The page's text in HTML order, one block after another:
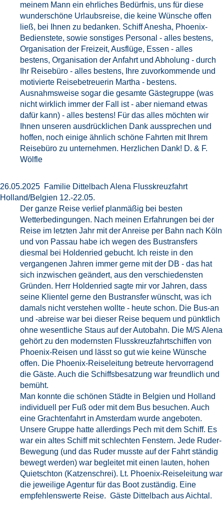
meinem Mann ein ehrliches Bedürfnis, uns für diese
wunderschöne Urlaubsreise, die keine Wünsche offen
ließ, bei Ihnen zu bedanken. Schiff Anesha, Phoenix-
Bedienstete, sowie sonstiges Personal - alles bestens,
Organisation der Freizeit, Ausflüge, Essen - alles
bestens, Organisation der Anfahrt und Abholung - durch
Ihr Reisebüro - alles bestens, Ihre zuvorkommende und
motivierte Reisebetreuerin Martha - bestens.
Ausnahmsweise sogar die gesamte Gästegruppe (was
nicht wirklich immer der Fall ist - aber niemand etwas
dafür kann) - alles bestens! Für das alles möchten wir
Ihnen unseren ausdrücklichen Dank aussprechen und
hoffen, noch einige ähnlich schöne Fahrten mit Ihrem
Reisebüro zu unternehmen. Herzlichen Dank! D. & F.
Wölfle
26.05.2025 Familie Dittelbach Alena Flusskreuzfahrt
Holland/Belgien 12.-22.05.
Der ganze Reise verlief planmäßig bei besten
Wetterbedingungen. Nach meinen Erfahrungen bei der
Reise im letzten Jahr mit der Anreise per Bahn nach Köln
und von Passau habe ich wegen des Bustransfers
diesmal bei Holdenried gebucht. Ich reiste in den
vergangenen Jahren immer gerne mit der DB - das hat
sich inzwischen geändert, aus den verschiedensten
Gründen. Herr Holdenried sagte mir vor Jahren, dass
seine Klientel gerne den Bustransfer wünscht, was ich
damals nicht verstehen wollte - heute schon. Die Bus-an
und -abreise war bei dieser Reise bequem und pünktlich
ohne wesentliche Staus auf der Autobahn. Die M/S Alena
gehört zu den modernsten Flusskreuzfahrtschiffen von
Phoenix-Reisen und lässt so gut wie keine Wünsche
offen. Die Phoenix-Reiseleitung betreute hervorragend
die Gäste. Auch die Schiffsbesatzung war freundlich und
bemüht.
Man konnte die schönen Städte in Belgien und Holland
individuell per Fuß oder mit dem Bus besuchen. Auch
eine Grachtenfahrt in Amsterdam wurde angeboten.
Unsere Gruppe hatte allerdings Pech mit dem Schiff. Es
war ein altes Schiff mit schlechten Fenstern. Jede Ruder-
Bewegung (und das Ruder musste auf der Fahrt ständig
bewegt werden) war begleitet mit einen lauten, hohen
Quietschton (Katzenschrei). Lt. Phoenix-Reiseleitung war
die jeweilige Agentur für das Boot zuständig. Eine
empfehlenswerte Reise. Gäste Dittelbach aus Aichtal.